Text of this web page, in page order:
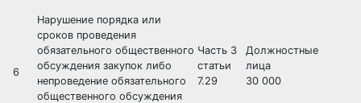
6
Нарушение порядка или
сроков проведения
обязательного общественного
обсуждения закупок либо
непроведение обязательного
общественного обсуждения
Часть 3
статьи
7.29
Должностные
лица
30 000